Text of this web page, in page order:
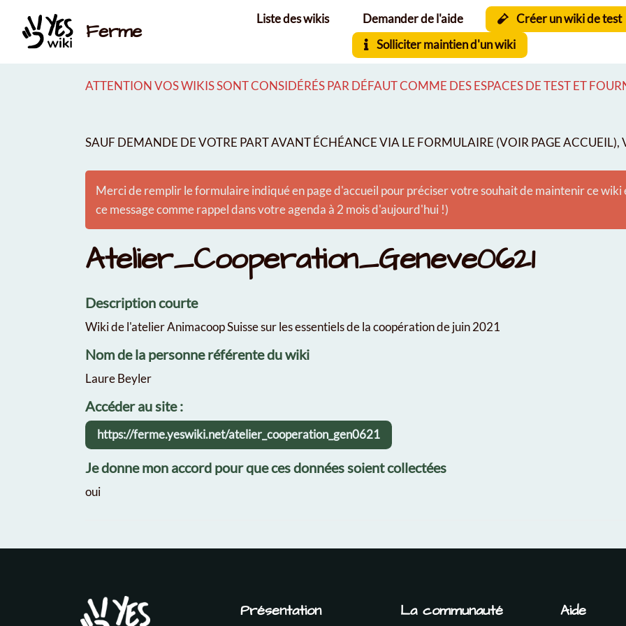
Aller au contenu principal
Ferme
Liste des wikis Demander de l'aide
Créer un wiki de test
Solliciter maintien d'un wiki
ATTENTION VOS WIKIS SONT CONSIDÉRÉS PAR DÉFAUT COMME DES ESPACES DE TEST ET
SAUF DEMANDE DE VOTRE PART AVANT ÉCHÉANCE VIA LE FORMULAIRE (VOIR PAGE ACCUEIL),
Merci de remplir le formulaire indiqué en page d'accueil pour préciser votre souhait de maintenir ce wiki
ce message comme rappel dans votre agenda à 2 mois d'aujourd'hui !)
Atelier_Cooperation_Geneve0621
Description courte
Wiki de l'atelier Animacoop Suisse sur les essentiels de la coopération de juin 2021
Nom de la personne référente du wiki
Laure Beyler
Accéder au site :
https://ferme.yeswiki.net/atelier_cooperation_gen0621
Je donne mon accord pour que ces données soient collectées
oui
Présentation La communauté Aide